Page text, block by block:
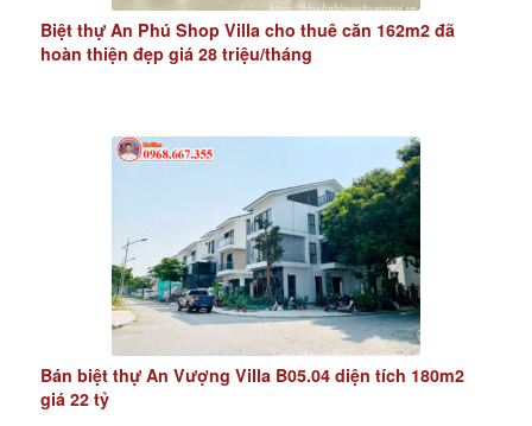
Biệt thự An Phú Shop Villa cho thuê căn 162m2 đã
hoàn thiện đẹp giá 28 triệu/tháng
Bán biệt thự An Vượng Villa B05.04 diện tích 180m2
giá 22 tỷ